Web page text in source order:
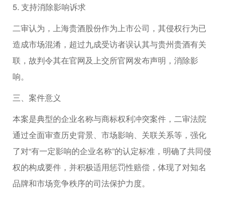
5. 支持消除影响诉求
二审认为，上海贵酒股份作为上市公司，其侵权行为已
造成市场混淆，超过九成受访者误认其与贵州贵酒有关
联，故判令其在官网及上交所官网发布声明，消除影
响。
三、案件意义
本案是典型的企业名称与商标权利冲突案件，二审法院
通过全面审查历史背景、市场影响、关联关系等，强化
了对“有一定影响的企业名称”的认定标准，明确了共同侵
权的构成要件，并积极适用惩罚性赔偿，体现了对知名
品牌和市场竞争秩序的司法保护力度。